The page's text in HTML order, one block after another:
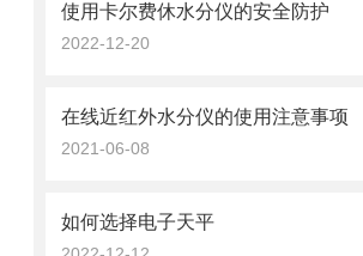
使用卡尔费休水分仪的安全防护
2022-12-20
在线近红外水分仪的使用注意事项
2021-06-08
如何选择电子天平